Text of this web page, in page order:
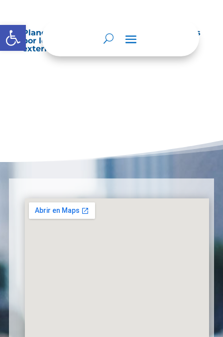
Abrir barra de herramientas
Planes de Mejoramiento vigentes exigidos
por los entes de control o auditoría
externos o internos.